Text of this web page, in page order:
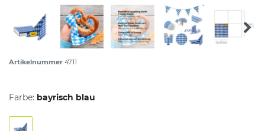
Artikelnummer 4711
Farbe: bayrisch blau